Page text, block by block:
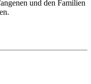
und den Familien